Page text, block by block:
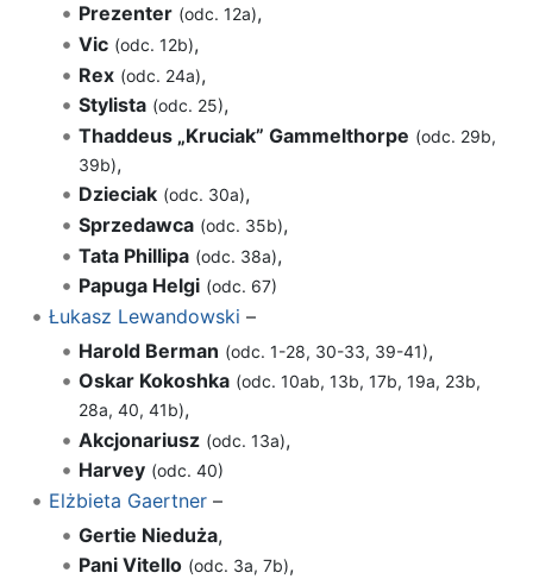
Prezenter (odc. 12a),
Vic (odc. 12b),
Rex (odc. 24a),
Stylista (odc. 25),
Thaddeus „Kruciak” Gammelthorpe (odc. 29b,
39b),
Dzieciak (odc. 30a),
Sprzedawca (odc. 35b),
Tata Phillipa (odc. 38a),
Papuga Helgi (odc. 67)
Łukasz Lewandowski –
Harold Berman (odc. 1-28, 30-33, 39-41),
Oskar Kokoshka (odc. 10ab, 13b, 17b, 19a, 23b,
28a, 40, 41b),
Akcjonariusz (odc. 13a),
Harvey (odc. 40)
Elżbieta Gaertner–
Gertie Nieduża,
Pani Vitello (odc. 3a, 7b),